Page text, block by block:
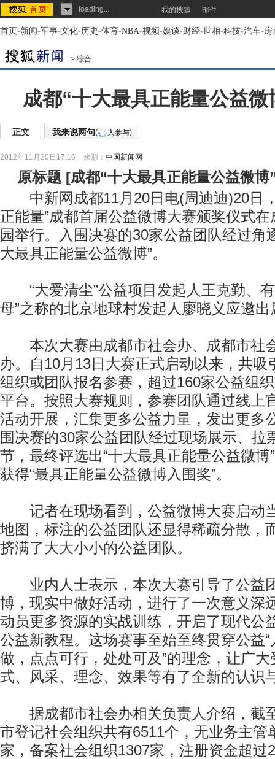
loading... 我的搜狐 邮件
首页-新闻-军事-文化-历史-体育-NBA-视频-娱谈-财经-世相-科技-汽车-房
> 综合
成都“十大最具正能量公益微
正文 我来说两句( 人参与)
2012年11月20日17:16 来源： 中国新闻网
原标题 [成都“十大最具正能量公益微博
中新网成都11月20日电(周迪迪)20日
正能量”成都首届公益微博大赛颁奖仪式
园举行。入围决赛的30家公益团队经过角
大最具正能量公益微博”。
“大爱清尘”公益项目发起人王克勤、有
母”之称的北京地球村发起人廖晓义应邀
本次大赛由成都市社会办、成都市社
办。自10月13日大赛正式启动以来，共吸
组织或团队报名参赛，超过160家公益组
平台。按照大赛规则，参赛团队通过线上
活动开展，汇集更多公益力量，发出更多
围决赛的30家公益团队经过现场展示、拉
节，最终评选出“十大最具正能量公益微博
获得“最具正能量公益微博入围奖”。
记者在现场看到，公益微博大赛启动
地图，标注的公益团队还显得稀疏分散，
挤满了大大小小的公益团队。
业内人士表示，本次大赛引导了公益
博，现实中做好活动，进行了一次意义深
动员更多资源的实战训练，开启了现代公
公益新教程。这场赛事至始至终贯穿公益
做，点点可行，处处可及”的理念，让广
式、风采、理念、效果等有了全新的认识
据成都市社会办相关负责人介绍，截
市登记社会组织共有6511个，无业务主管
家，备案社会组织1307家，注册资金超过